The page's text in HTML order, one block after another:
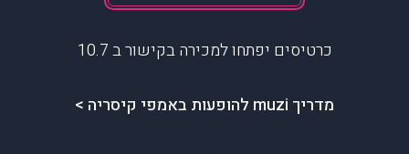
כרטיסים יפתחו למכירה בקישור ב 10.7
מדריך muzi להופעות באמפי קיסריה >